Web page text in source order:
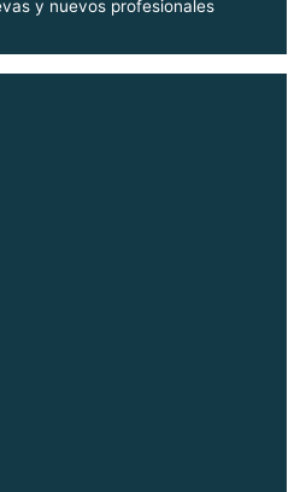
y nuevos profesionales